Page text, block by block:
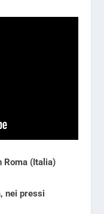
Roma (Italia)
, nei pressi